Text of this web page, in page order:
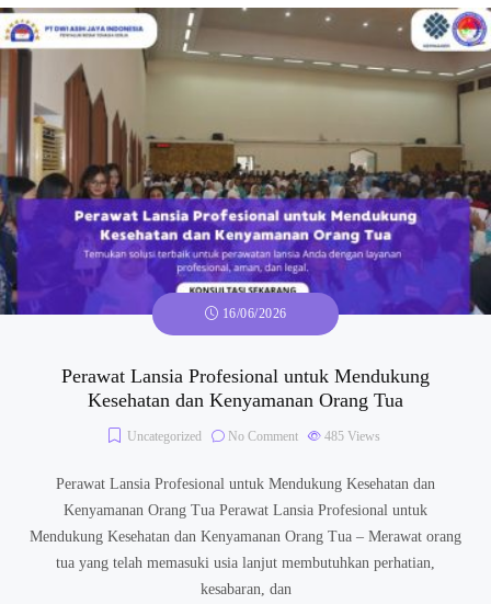
16/06/2026
Perawat Lansia Profesional untuk Mendukung
Kesehatan dan Kenyamanan Orang Tua
Uncategorized No Comment 485 Views
Perawat Lansia Profesional untuk Mendukung Kesehatan dan
Kenyamanan Orang Tua Perawat Lansia Profesional untuk
Mendukung Kesehatan dan Kenyamanan Orang Tua – Merawat orang
tua yang telah memasuki usia lanjut membutuhkan perhatian,
kesabaran, dan